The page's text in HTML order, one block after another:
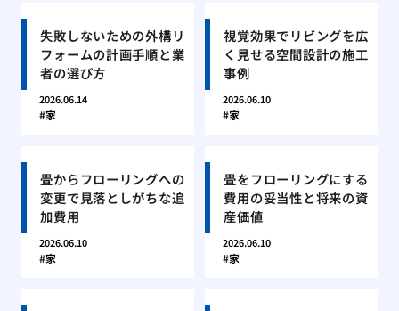
失敗しないための外構リ
フォームの計画手順と業
者の選び方
2026.06.14
家
視覚効果でリビングを広
く見せる空間設計の施工
事例
2026.06.10
家
畳からフローリングへの
変更で見落としがちな追
加費用
2026.06.10
家
畳をフローリングにする
費用の妥当性と将来の資
産価値
2026.06.10
家